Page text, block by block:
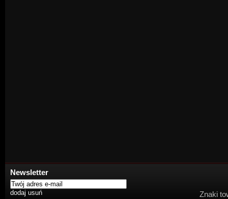
Newsletter
Znaki